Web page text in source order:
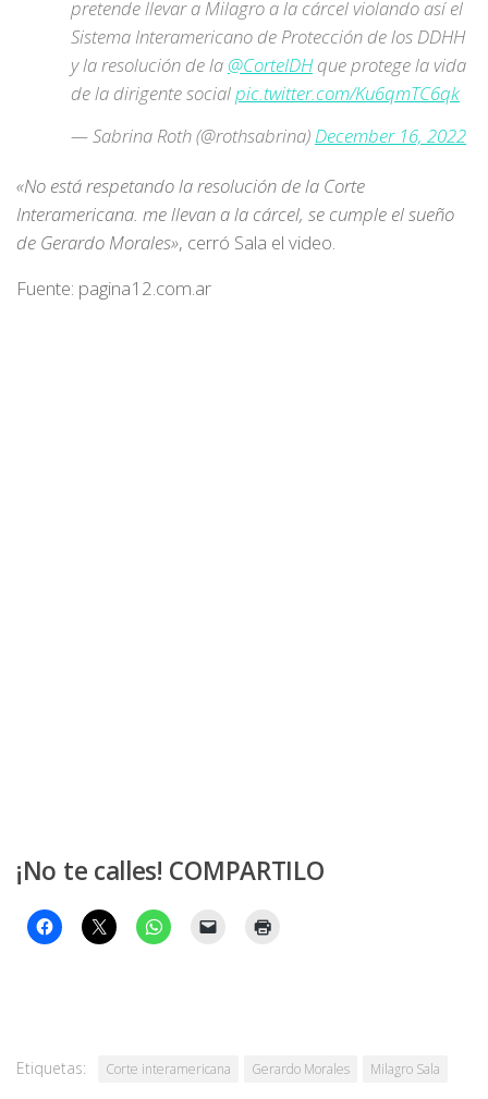
pretende llevar a Milagro a la cárcel violando así el
Sistema Interamericano de Protección de los DDHH
y la resolución de la @CorteIDHque protege la vida
de la dirigente socialpic.twitter.com/Ku6qmTC6qk
— Sabrina Roth (@rothsabrina)December 16, 2022
«No está respetando la resolución de la Corte
Interamericana. me llevan a la cárcel, se cumple el sueño
de Gerardo Morales», cerró Sala el video.
Fuente: pagina12.com.ar
¡No te calles! COMPARTILO
Etiquetas: Corte interamericana Gerardo Morales Milagro Sala